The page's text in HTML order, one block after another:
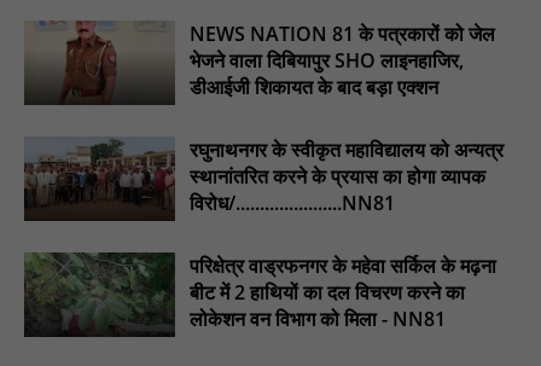
NEWS NATION 81 के पत्रकारों को जेल
भेजने वाला दिबियापुर SHO लाइनहाजिर,
डीआईजी शिकायत के बाद बड़ा एक्शन
रघुनाथनगर के स्वीकृत महाविद्यालय को अन्यत्र
स्थानांतरित करने के प्रयास का होगा व्यापक
विरोध/......................NN81
परिक्षेत्र वाड्रफनगर के महेवा सर्किल के मढ़ना
बीट में 2 हाथियों का दल विचरण करने का
लोकेशन वन विभाग को मिला - NN81